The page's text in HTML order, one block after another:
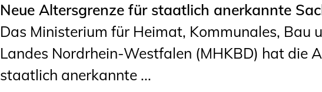
Neue Altersgrenze für staatlich anerkannte
Das Ministerium für Heimat, Kommunales, Bau
Landes Nordrhein-Westfalen (MHKBD) hat die
staatlich anerkannte ...